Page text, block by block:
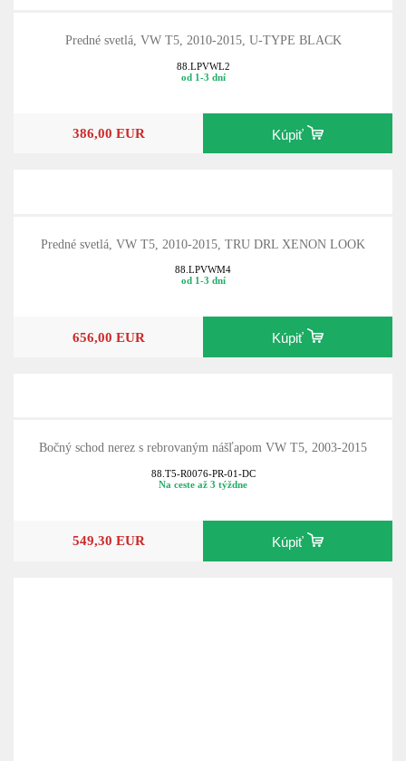
Predné svetlá, VW T5, 2010-2015, U-TYPE BLACK
88.LPVWL2
od 1-3 dní
386,00 EUR Kúpiť
Predné svetlá, VW T5, 2010-2015, TRU DRL XENON LOOK
88.LPVWM4
od 1-3 dní
656,00 EUR Kúpiť
Bočný schod nerez s rebrovaným nášľapom VW T5, 2003-2015
88.T5-R0076-PR-01-DC
Na ceste až 3 týždne
549,30 EUR Kúpiť